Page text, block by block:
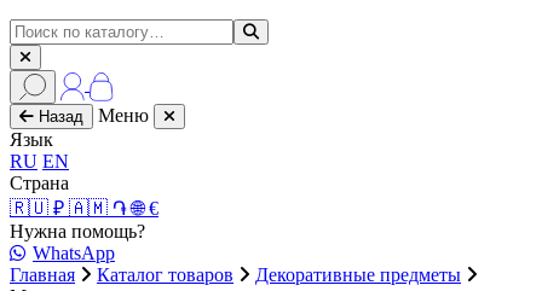
Назад
Меню
Язык
RU EN
Страна
🇷🇺 ₽ 🇦🇲 ֏🌐 €
Нужна помощь?
WhatsApp
Главная
Каталог товаров
Декоративные предметы